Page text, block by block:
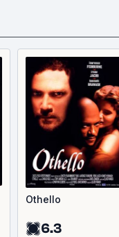
Othello
6.3